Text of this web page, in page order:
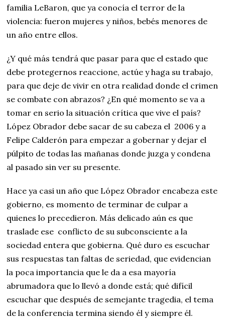
familia LeBaron, que ya conocía el terror de la
violencia: fueron mujeres y niños, bebés menores de
un año entre ellos.
¿Y qué más tendrá que pasar para que el estado que
debe protegernos reaccione, actúe y haga su trabajo,
para que deje de vivir en otra realidad donde el crimen
se combate con abrazos? ¿En qué momento se va a
tomar en serio la situación crítica que vive el país?
López Obrador debe sacar de su cabeza el 2006 y a
Felipe Calderón para empezar a gobernar y dejar el
púlpito de todas las mañanas donde juzga y condena
al pasado sin ver su presente.
Hace ya casi un año que López Obrador encabeza este
gobierno, es momento de terminar de culpar a
quienes lo precedieron. Más delicado aún es que
traslade ese conflicto de su subconsciente a la
sociedad entera que gobierna. Qué duro es escuchar
sus respuestas tan faltas de seriedad, que evidencian
la poca importancia que le da a esa mayoría
abrumadora que lo llevó a donde está; qué difícil
escuchar que después de semejante tragedia, el tema
de la conferencia termina siendo él y siempre él.